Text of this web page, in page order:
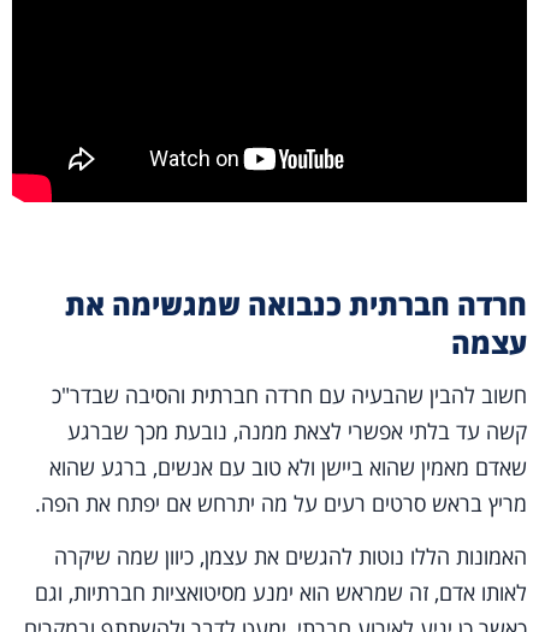
חרדה חברתית כנבואה שמגשימה את
עצמה
חשוב להבין שהבעיה עם חרדה חברתית והסיבה שבדר"כ
קשה עד בלתי אפשרי לצאת ממנה, נובעת מכך שברגע
שאדם מאמין שהוא ביישן ולא טוב עם אנשים, ברגע שהוא
מריץ בראש סרטים רעים על מה יתרחש אם יפתח את הפה.
האמונות הללו נוטות להגשים את עצמן, כיוון שמה שיקרה
לאותו אדם, זה שמראש הוא ימנע מסיטואציות חברתיות, וגם